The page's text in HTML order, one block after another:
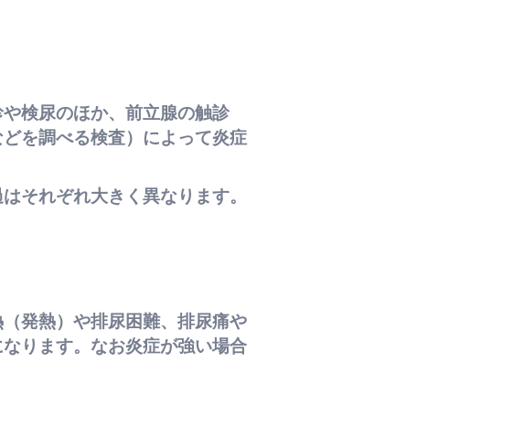
検尿のほか、前立腺の触診
を調べる検査）によって炎症
それぞれ大きく異なります。
発熱）や排尿困難、排尿痛や
ります。なお炎症が強い場合